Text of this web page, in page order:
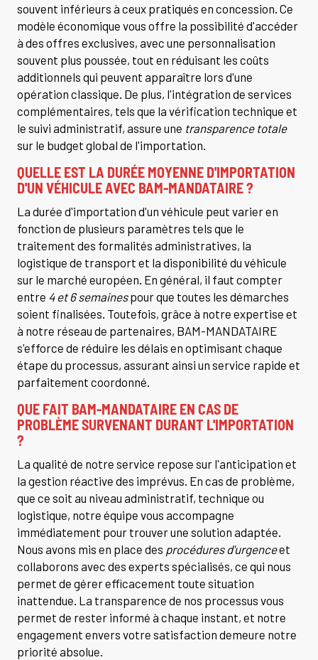
souvent inférieurs à ceux pratiqués en concession. Ce
modèle économique vous offre la possibilité d'accéder
à des offres exclusives, avec une personnalisation
souvent plus poussée, tout en réduisant les coûts
additionnels qui peuvent apparaître lors d'une
opération classique. De plus, l'intégration de services
complémentaires, tels que la vérification technique et
le suivi administratif, assure une transparence totale
sur le budget global de l'importation.
QUELLE EST LA DURÉE MOYENNE D'IMPORTATION
D'UN VÉHICULE AVEC BAM-MANDATAIRE ?
La durée d'importation d'un véhicule peut varier en
fonction de plusieurs paramètres tels que le
traitement des formalités administratives, la
logistique de transport et la disponibilité du véhicule
sur le marché européen. En général, il faut compter
entre 4 et 6 semainespour que toutes les démarches
soient finalisées. Toutefois, grâce à notre expertise et
à notre réseau de partenaires, BAM-MANDATAIRE
s'efforce de réduire les délais en optimisant chaque
étape du processus, assurant ainsi un service rapide et
parfaitement coordonné.
QUE FAIT BAM-MANDATAIRE EN CAS DE
PROBLÈME SURVENANT DURANT L'IMPORTATION
?
La qualité de notre service repose sur l'anticipation et
la gestion réactive des imprévus. En cas de problème,
que ce soit au niveau administratif, technique ou
logistique, notre équipe vous accompagne
immédiatement pour trouver une solution adaptée.
Nous avons mis en place des procédures d'urgenceet
collaborons avec des experts spécialisés, ce qui nous
permet de gérer efficacement toute situation
inattendue. La transparence de nos processus vous
permet de rester informé à chaque instant, et notre
engagement envers votre satisfaction demeure notre
priorité absolue.